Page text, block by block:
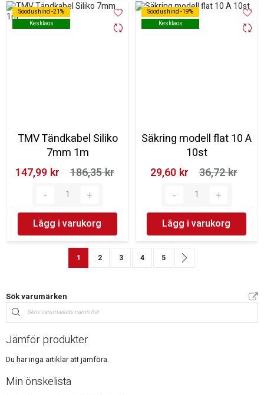
Soodushind -21%
Kesklaos
Soodushind -21%
Kesklaos
TMV Tändkabel Siliko
7mm 1m
147,99 kr‎
186,35 kr‎
Lägg i varukorg
Soodushind -19%
Kesklaos
Soodushind -19%
Kesklaos
Säkring modell flat 10 A
10st
29,60 kr‎
36,72 kr‎
Lägg i varukorg
SidaYou're currently reading page
1 Sida
2 Sida
3 Sida
4 Sida
5
Sök varumärken
Jämför produkter
Du har inga artiklar att jämföra.
Min önskelista